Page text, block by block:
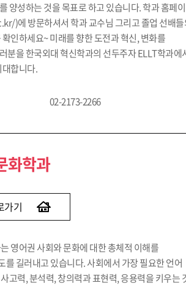
양성하는 것을 목표로 하고 있습니다. 학과 홈페
)에 방문하셔서 학과 교수님 그리고 졸업 선배
인하세요~ 미래를 향한 도전과 혁신, 변화를
분을 한국외대 혁신학과의 선두주자 ELLT학과에
대합니다.
02-2173-2266
화학과
가기
영어권 사회와 문화에 대한 총체적 이해를
를 길러내고 있습니다. 사회에서 가장 필요한 언어
고력, 분석력, 창의력과 표현력, 응용력을 키우는